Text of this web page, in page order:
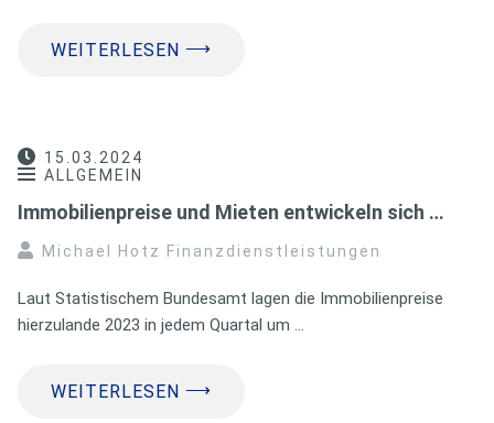
WEITERLESEN ⟶
15.03.2024
ALLGEMEIN
Immobilienpreise und Mieten entwickeln sich …
Michael Hotz Finanzdienstleistungen
Laut Statistischem Bundesamt lagen die Immobilienpreise
hierzulande 2023 in jedem Quartal um …
WEITERLESEN ⟶